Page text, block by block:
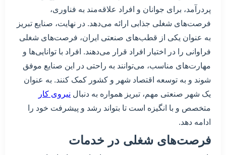
پردرآمد، برای جوانان و افراد علاقه‌مند به فناوری،
فرصت‌های شغلی جذابی ارائه می‌دهد. در نهایت، صنایع تبریز
به عنوان یکی از قطب‌های صنعتی ایران، فرصت‌های شغلی
فراوانی را در اختیار افراد قرار می‌دهند. افراد با توانایی‌ها و
مهارت‌های مناسب، می‌توانند به راحتی در این صنایع موفق
شوند و به توسعه اقتصاد شهر و کشور کمک کنند. به عنوان
یک شهر صنعتی مهم، تبریز همواره به دنبال نیروی کار
متخصص و با انگیزه است تا بتواند رشد و پیشرفت خود را
ادامه دهد.
فرصت‌های شغلی در خدمات